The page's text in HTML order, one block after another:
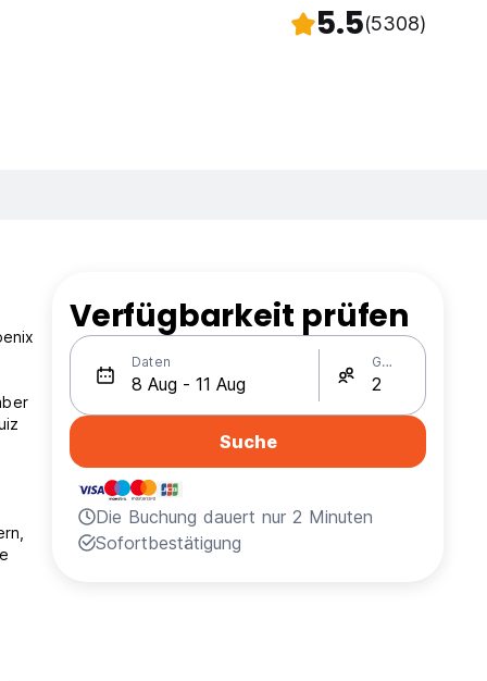
5.5(5308)
Verfügbarkeit prüfen
Daten Gäste
Suche
Die Buchung dauert nur 2 Minuten
Sofortbestätigung